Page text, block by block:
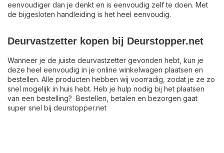
eenvoudiger dan je denkt en is eenvoudig zelf te doen. Met
de bijgesloten handleiding is het heel eenvoudig.
Deurvastzetter kopen bij Deurstopper.net
Wanneer je de juiste deurvastzetter gevonden hebt, kun je
deze heel eenvoudig in je online winkelwagen plaatsen en
bestellen. Alle producten hebben wij voorradig, zodat je ze zo
snel mogelijk in huis hebt. Heb je hulp nodig bij het plaatsen
van een bestelling? Bestellen, betalen en bezorgen gaat
super snel bij deurstopper.net